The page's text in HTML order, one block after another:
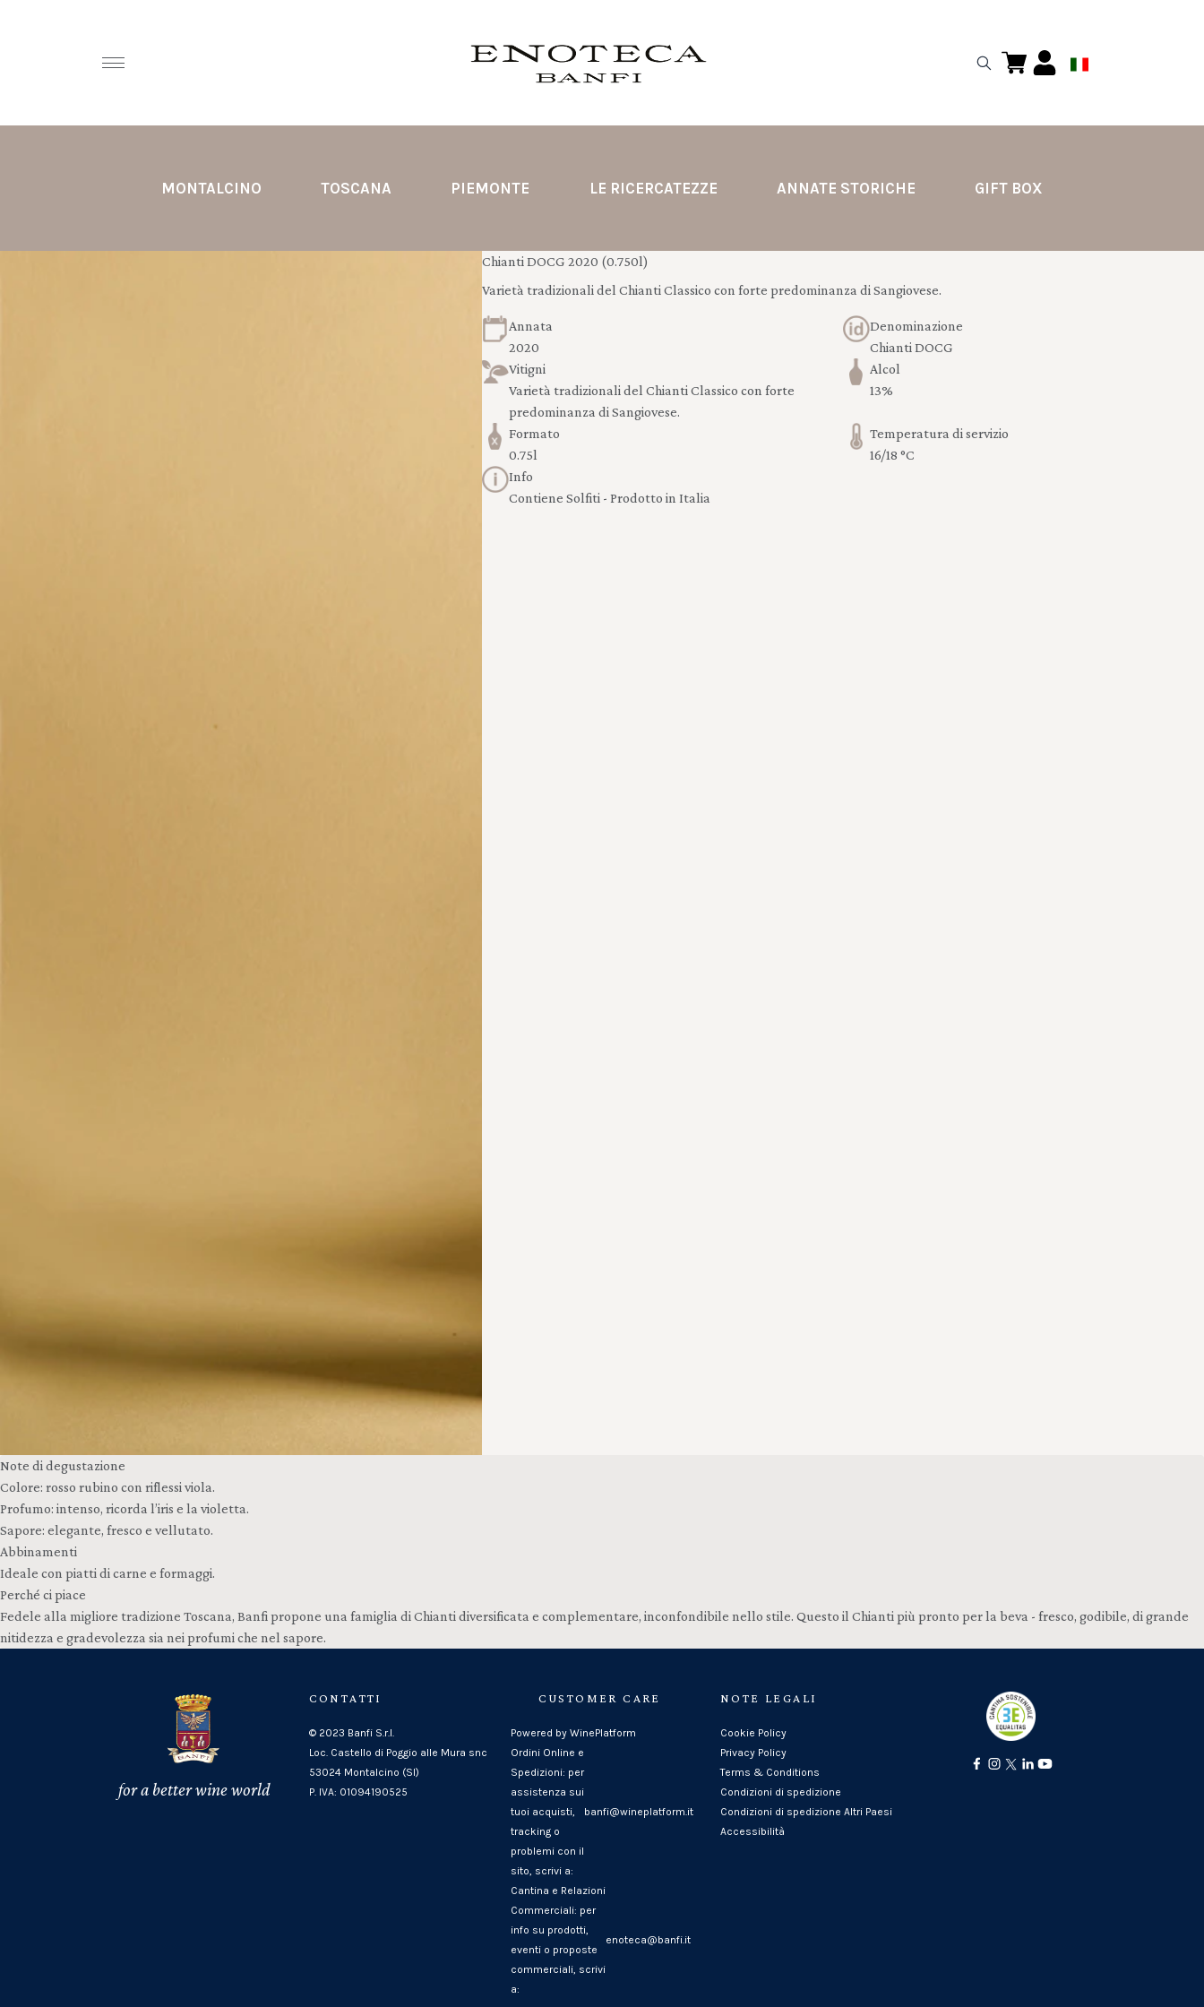
MONTALCINO TOSCANA PIEMONTE LE RICERCATEZZE ANNATE STORICHE GIFT BOX
Chianti DOCG 2020 (0.750l)
Varietà tradizionali del Chianti Classico con forte predominanza di Sangiovese.
Annata
2020
Denominazione
Chianti DOCG
Vitigni
Varietà tradizionali del Chianti Classico con forte
predominanza di Sangiovese.
Alcol
13%
Formato
0.75l
Temperatura di servizio
16/18 °C
Info
Contiene Solfiti - Prodotto in Italia
Note di degustazione
Colore: rosso rubino con riflessi viola.
Profumo: intenso, ricorda l’iris e la violetta.
Sapore: elegante, fresco e vellutato.
Abbinamenti
Ideale con piatti di carne e formaggi.
Perché ci piace
Fedele alla migliore tradizione Toscana, Banfi propone una famiglia di Chianti diversificata e complementare, inconfondibile nello stile. Questo il Chianti più pronto per la beva - fresco, godibile, di grande
nitidezza e gradevolezza sia nei profumi che nel sapore.
for a better wine world
CONTATTI
© 2023 Banfi S.r.l.
Loc. Castello di Poggio alle Mura snc
53024 Montalcino (SI)
P. IVA: 01094190525
CUSTOMER CARE
Powered by WinePlatform
Ordini Online e
Spedizioni: per
assistenza sui
tuoi acquisti,
tracking o
problemi con il
sito, scrivi a:
banfi@wineplatform.it
Cantina e Relazioni
Commerciali: per
info su prodotti,
eventi o proposte
commerciali, scrivi
a:
enoteca@banfi.it
NOTE LEGALI
Cookie Policy
Privacy Policy
Terms & Conditions
Condizioni di spedizione
Condizioni di spedizione Altri Paesi
Accessibilità